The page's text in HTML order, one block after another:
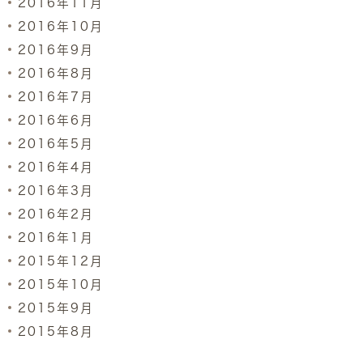
2016年11月
2016年10月
2016年9月
2016年8月
2016年7月
2016年6月
2016年5月
2016年4月
2016年3月
2016年2月
2016年1月
2015年12月
2015年10月
2015年9月
2015年8月